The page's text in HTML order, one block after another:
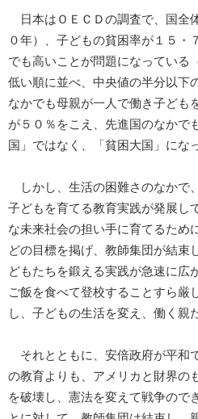
日本はＯＥＣＤの調査で、国全
０年）、子どもの貧困率が１５・
でも高いことが問題になっている
低い順に並べ、中央値の半分以下
なかでも母親が一人で働き子ども
が５０％をこえ、先進国のなかで
国」ではなく、「貧困大国」にな
しかし、生活の困難さのなかで
子どもを育てる教育実践が発展し
な未来社会の担い手に育てるため
どの目標を掲げ、教師集団が結束
どもたちを鍛える実践が急速に広
ご飯を食べて登校することすら厳
し、子どもの生活を変え、働く親
それとともに、安倍政府が平和
の教育よりも、アメリカと財界の
を破壊し、憲法を変えて戦争ので